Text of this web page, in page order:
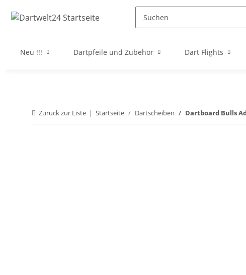
Neu !!! Dartpfeile und Zubehör Dart Flights
Zurück zur Liste Startseite Dartscheiben Dartboard Bulls